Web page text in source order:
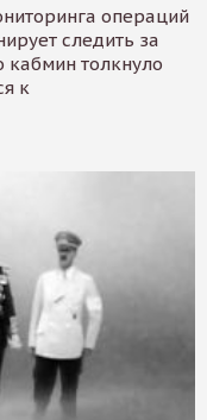
операций
следить за
кабмин толкнуло
к